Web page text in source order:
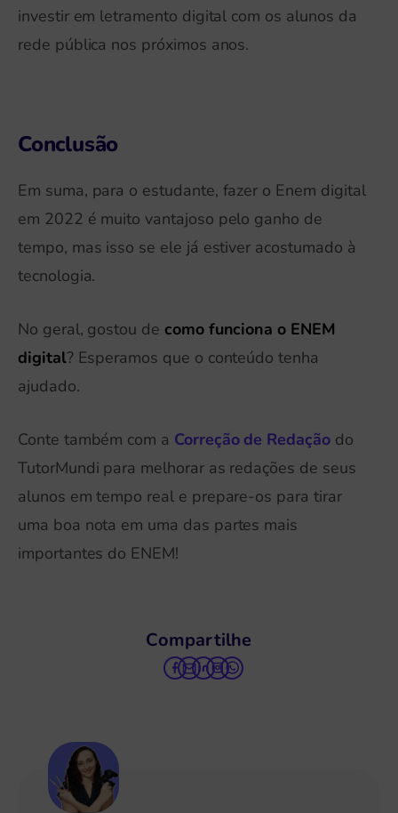
investir em letramento digital com os alunos da
rede pública nos próximos anos.
Conclusão
Em suma, para o estudante, fazer o Enem digital
em 2022 é muito vantajoso pelo ganho de
tempo, mas isso se ele já estiver acostumado à
tecnologia.
No geral, gostou de como funciona o ENEM
digital? Esperamos que o conteúdo tenha
ajudado.
Conte também com a Correção de Redaçãodo
TutorMundi para melhorar as redações de seus
alunos em tempo real e prepare-os para tirar
uma boa nota em uma das partes mais
importantes do ENEM!
Compartilhe